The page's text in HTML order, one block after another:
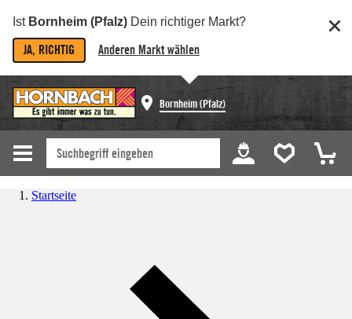
Ist Bornheim (Pfalz) Dein richtiger Markt?
JA, RICHTIG Anderen Markt wählen
Bornheim (Pfalz)
Startseite